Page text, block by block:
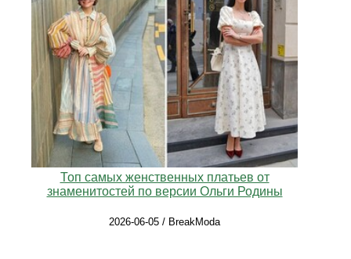
Топ самых женственных платьев от
знаменитостей по версии Ольги Родины
2026-06-05 / BreakModa